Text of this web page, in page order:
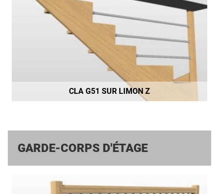
CLA G51 SUR LIMON Z
GARDE-CORPS D'ÉTAGE